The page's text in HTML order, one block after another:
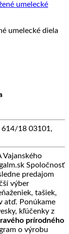
umelecké diela
614/18 03101,
Vajanského
Spoločnosť
predajom
výber
tašiek,
atď. Ponúkame
kľúčenky z
prírodného
o výrobu